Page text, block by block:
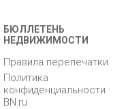
БЮЛЛЕТЕНЬ
НЕДВИЖИМОСТИ
Правила перепечатки
Политика
конфиденциальности
BN.ru